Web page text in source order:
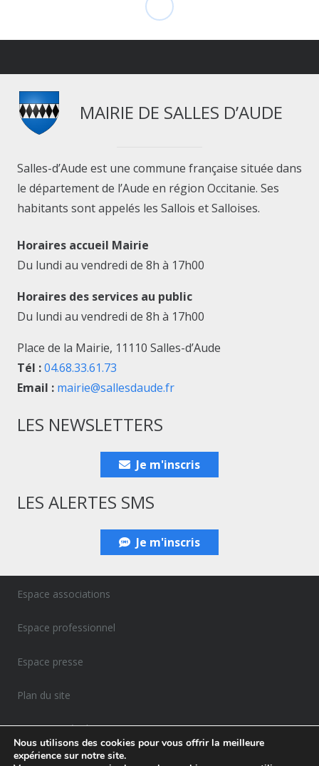
MAIRIE DE SALLES D’AUDE
Salles-d’Aude est une commune française située dans
le département de l’Aude en région Occitanie. Ses
habitants sont appelés les Sallois et Salloises.
Horaires accueil Mairie
Du lundi au vendredi de 8h à 17h00
Horaires des services au public
Du lundi au vendredi de 8h à 17h00
Place de la Mairie, 11110 Salles-d’Aude
Tél :04.68.33.61.73
Email : mairie@sallesdaude.fr
LES NEWSLETTERS
Je m'inscris
LES ALERTES SMS
Je m'inscris
Espace associations
Espace professionnel
Espace presse
Plan du site
Mentions Légales
Politique de confidentialité
Nous utilisons des cookies pour vous offrir la meilleure
expérience sur notre site.